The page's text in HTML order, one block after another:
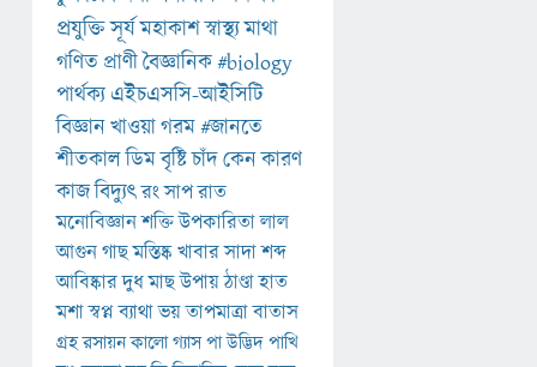
প্রযুক্তিসূর্যমহাকাশস্বাস্থ্যমাথা
গণিত প্রাণীবৈজ্ঞানিক#biology
পার্থক্য এইচএসসি-আইসিটি
বিজ্ঞানখাওয়াগরম#জানতে
শীতকালডিমবৃষ্টিচাঁদকেনকারণ
কাজবিদ্যুৎরংসাপরাত
মনোবিজ্ঞানশক্তিউপকারিতালাল
আগুনগাছমস্তিষ্কখাবারসাদাশব্দ
আবিষ্কারদুধমাছউপায়ঠাণ্ডাহাত
মশাস্বপ্নব্যাথাভয়তাপমাত্রাবাতাস
গ্রহরসায়নকালোগ্যাসপাউদ্ভিদপাখি